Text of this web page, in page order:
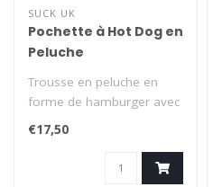
SUCK UK
Pochette à Hot Dog en
Peluche
Trousse en peluche en
forme de hamburger avec
fermeture éclair dorée.
Rangez v..
€17,50